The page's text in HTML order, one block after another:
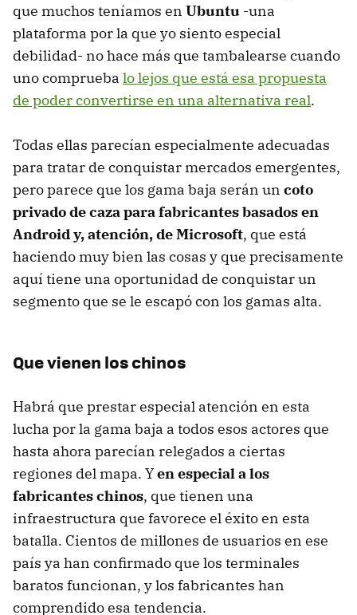
que muchos teníamos en Ubuntu -una
plataforma por la que yo siento especial
debilidad- no hace más que tambalearse cuando
uno comprueba lo lejos que está esa propuesta
de poder convertirse en una alternativa real.
Todas ellas parecían especialmente adecuadas
para tratar de conquistar mercados emergentes,
pero parece que los gama baja serán un coto
privado de caza para fabricantes basados en
Android y, atención, de Microsoft, que está
haciendo muy bien las cosas y que precisamente
aquí tiene una oportunidad de conquistar un
segmento que se le escapó con los gamas alta.
Que vienen los chinos
Habrá que prestar especial atención en esta
lucha por la gama baja a todos esos actores que
hasta ahora parecían relegados a ciertas
regiones del mapa. Yen especial a los
fabricantes chinos, que tienen una
infraestructura que favorece el éxito en esta
batalla. Cientos de millones de usuarios en ese
país ya han confirmado que los terminales
baratos funcionan, y los fabricantes han
comprendido esa tendencia.